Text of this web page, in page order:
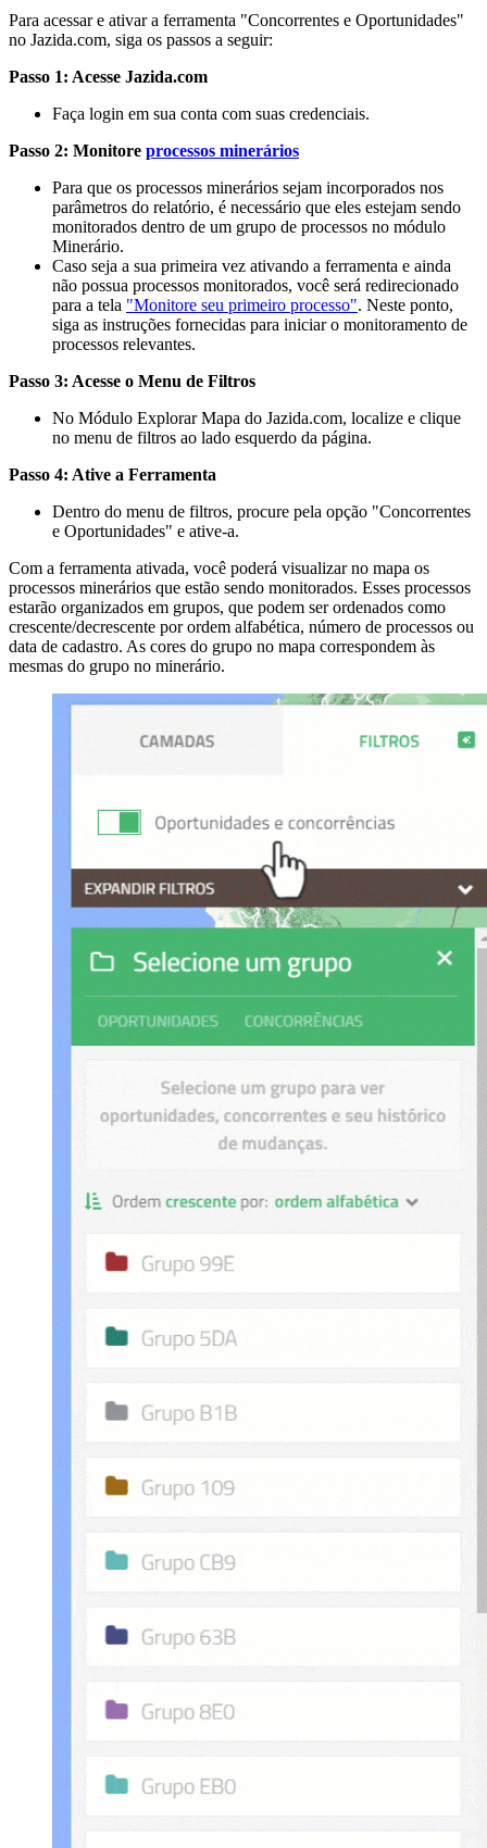
Para acessar e ativar a ferramenta "Concorrentes e Oportunidades"
no Jazida.com, siga os passos a seguir:
Passo 1: Acesse Jazida.com
Faça login em sua conta com suas credenciais.
Passo 2: Monitore processos minerários
Para que os processos minerários sejam incorporados nos
parâmetros do relatório, é necessário que eles estejam sendo
monitorados dentro de um grupo de processos no módulo
Minerário.
Caso seja a sua primeira vez ativando a ferramenta e ainda
não possua processos monitorados, você será redirecionado
para a tela "Monitore seu primeiro processo". Neste ponto,
siga as instruções fornecidas para iniciar o monitoramento de
processos relevantes.
Passo 3: Acesse o Menu de Filtros
No Módulo Explorar Mapa do Jazida.com, localize e clique
no menu de filtros ao lado esquerdo da página.
Passo 4: Ative a Ferramenta
Dentro do menu de filtros, procure pela opção "Concorrentes
e Oportunidades" e ative-a.
Com a ferramenta ativada, você poderá visualizar no mapa os
processos minerários que estão sendo monitorados. Esses processos
estarão organizados em grupos, que podem ser ordenados como
crescente/decrescente por ordem alfabética, número de processos ou
data de cadastro. As cores do grupo no mapa correspondem às
mesmas do grupo no minerário.